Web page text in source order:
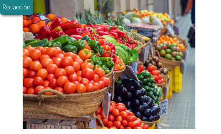
Redacción